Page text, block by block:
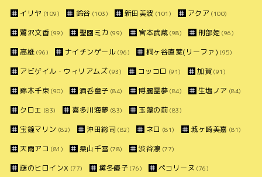
イリヤ (109) 鈴谷 (103) 新田美波 (101) アクア (100)
鷺沢文香 (99) 聖園ミカ (99) 宮本武蔵 (98) 刑部姫 (96)
高雄 (96) ナイチンゲール (96) 桐ヶ谷直葉(リーファ) (95)
アビゲイル・ウィリアムズ (93) コッコロ (91) 加賀 (91)
錦木千束 (90) 酒呑童子 (84) 博麗霊夢 (84) 生塩ノア (84)
クロエ (83) 喜多川海夢 (83) 玉藻の前 (83)
宝鐘マリン (82) 沖田総司 (82) ネロ (81) 城ヶ崎美嘉 (81)
天雨アコ (81) 桑山千雪 (78) 渋谷凛 (77)
謎のヒロインX (77) 黛冬優子 (76) ペコリーヌ (76)